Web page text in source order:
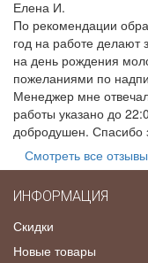
Елена И.
По рекомендации
год на работе делают
на день рождения
пожеланиями по
Менеджер мне
работы указано до
добродушен. Спасибо
Смотреть все отзывы
ИНФОРМАЦИЯ
Скидки
Новые товары